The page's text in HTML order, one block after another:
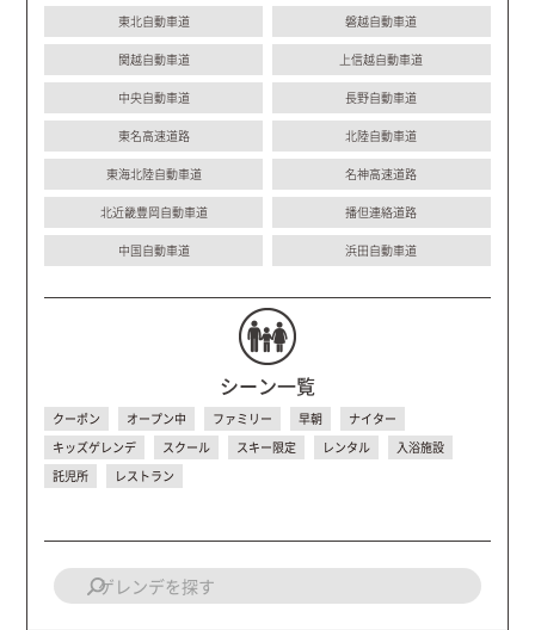
東北自動車道 磐越自動車道
関越自動車道 上信越自動車道
中央自動車道 長野自動車道
東名高速道路 北陸自動車道
東海北陸自動車道 名神高速道路
北近畿豊岡自動車道 播但連絡道路
中国自動車道 浜田自動車道
シーン一覧
クーポン オープン中 ファミリー 早朝
ナイター
キッズゲレンデ
スクール スキー限定 レンタル
入浴施設
託児所
レストラン